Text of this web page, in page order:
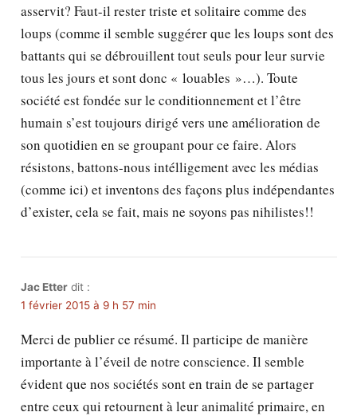
asservit? Faut-il rester triste et solitaire comme des
loups (comme il semble suggérer que les loups sont des
battants qui se débrouillent tout seuls pour leur survie
tous les jours et sont donc « louables »…). Toute
société est fondée sur le conditionnement et l’être
humain s’est toujours dirigé vers une amélioration de
son quotidien en se groupant pour ce faire. Alors
résistons, battons-nous intélligement avec les médias
(comme ici) et inventons des façons plus indépendantes
d’exister, cela se fait, mais ne soyons pas nihilistes!!
Jac Etter dit :
1 février 2015 à 9 h 57 min
Merci de publier ce résumé. Il participe de manière
importante à l’éveil de notre conscience. Il semble
évident que nos sociétés sont en train de se partager
entre ceux qui retournent à leur animalité primaire, en